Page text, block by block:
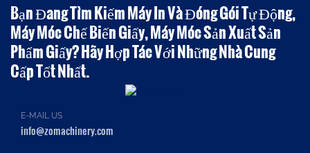
Bạn Đang Tìm Kiếm Máy In Và Đóng Gói Tự Động,
Máy Móc Chế Biến Giấy, Máy Móc Sản Xuất Sản
Phẩm Giấy? Hãy Hợp Tác Với Những Nhà Cung
Cấp Tốt Nhất.
E-MAIL US
info@zomachinery.com